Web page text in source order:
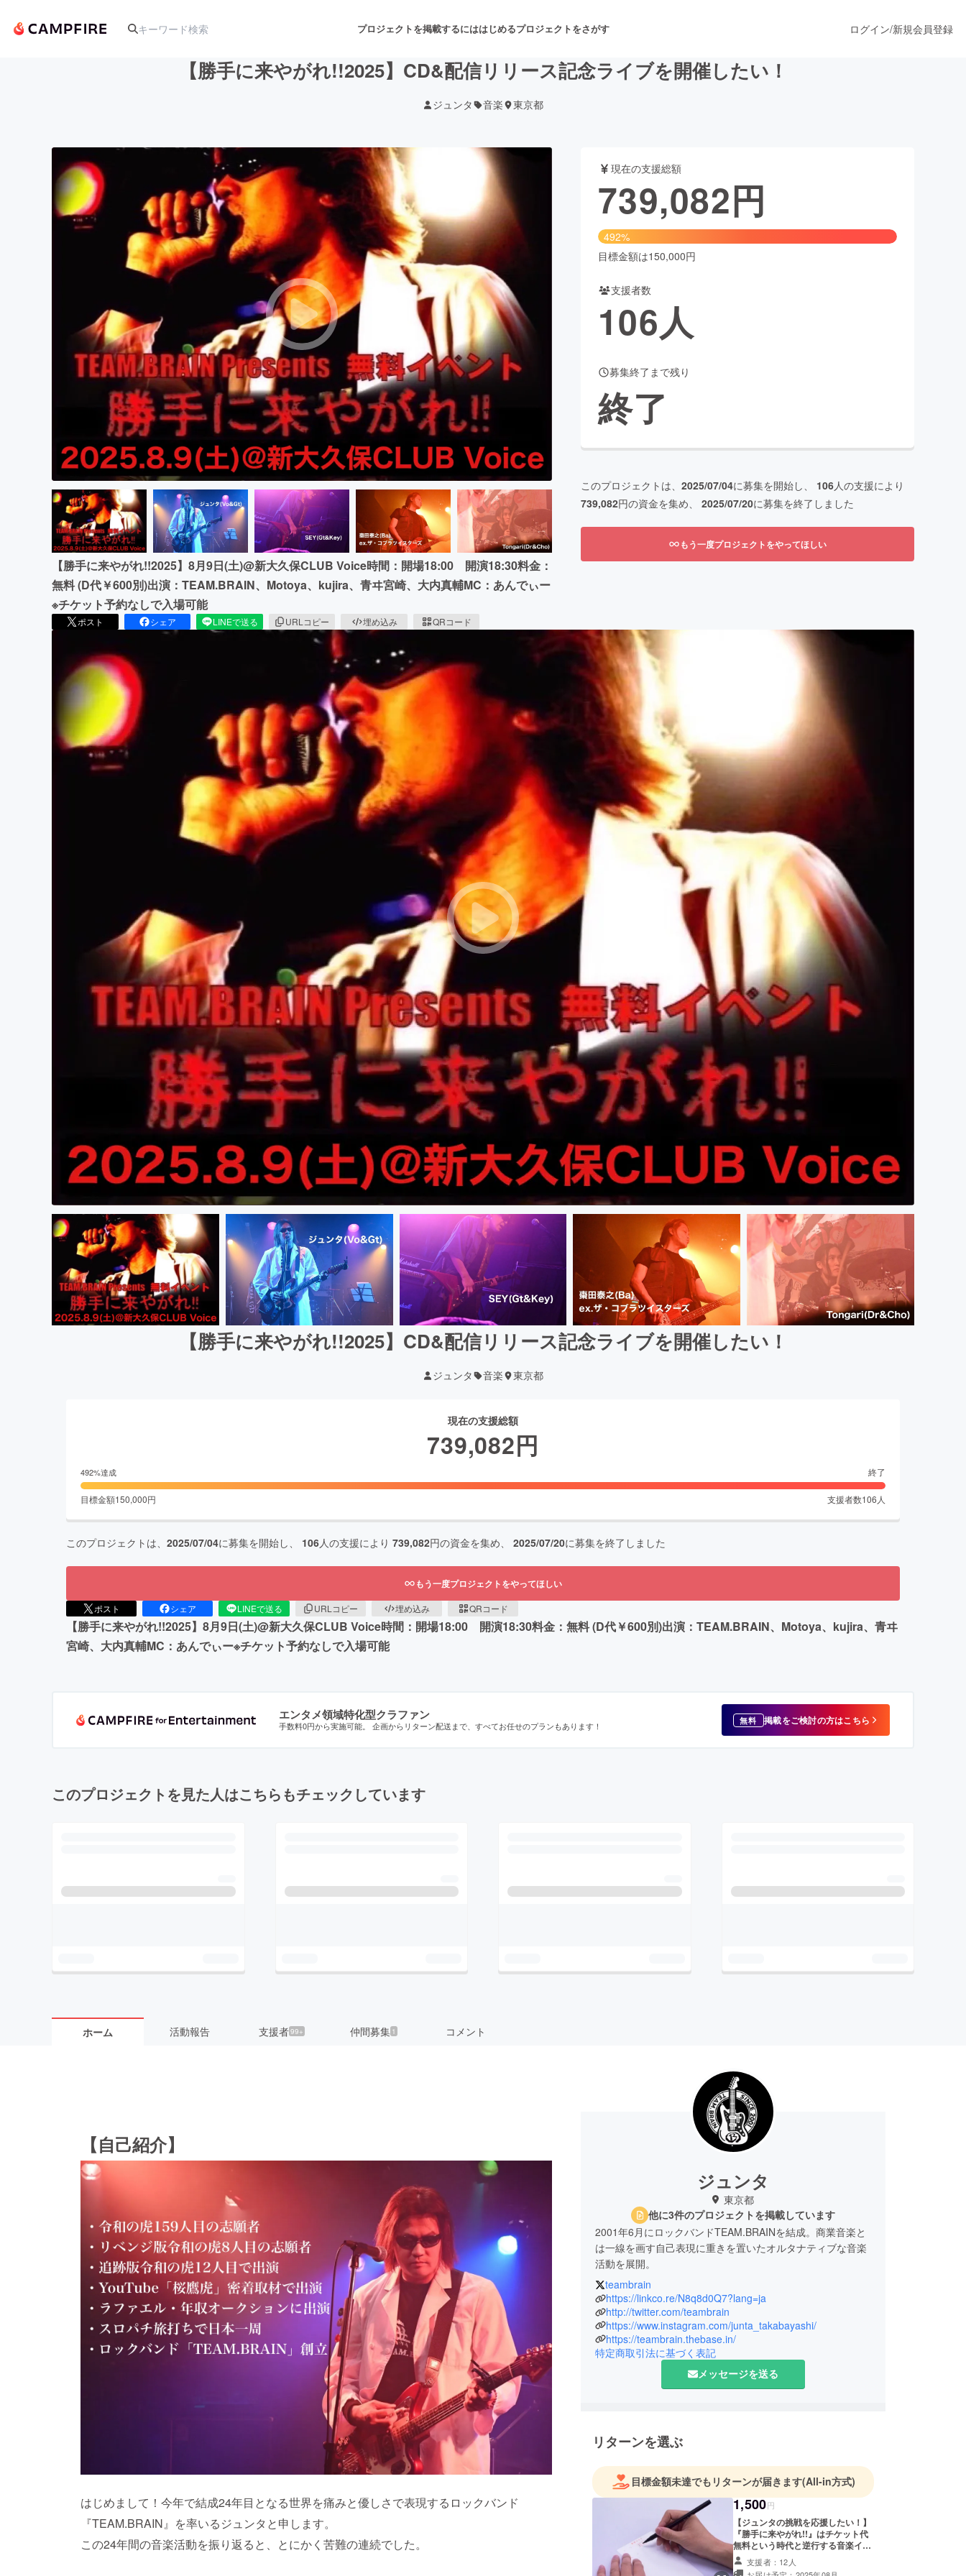
プロジェクトを掲載するにははじめるプロジェクトをさがす
音楽 舞台・パフォーマンス
テクノロジー・ガジェット ゲーム・サービス開発 ファッション
映像・映画 書籍・雑誌出版
チャレンジ ビューティー・ヘルスケア
まちづくり・地域活性化
CAMPFIRE for Social Good CAMPFIRE Creation
CAMPFIREふるさと納税machi-ya
ログイン/新規会員登録
【勝手に来やがれ!!2025】CD&配信リリース記念ライブを開催したい！
ジュンタ 音楽 東京都
【勝手に来やがれ!!2025】8月9日(土)@新大久保CLUB Voice時間：開場18:00 開演18:30料金：
無料 (D代￥600別)出演：TEAM.BRAIN、Motoya、kujira、青ヰ宮崎、大内真輔MC：あんでぃー
※チケット予約なしで入場可能
ポスト シェア LINEで送る URLコピー 埋め込み QRコード
現在の支援総額
739,082円
492%
目標金額は150,000円
支援者数
106人
募集終了まで残り
終了
このプロジェクトは、 2025/07/04に募集を開始し、 106人の支援により
739,082円の資金を集め、 2025/07/20に募集を終了しました
もう一度プロジェクトをやってほしい
【勝手に来やがれ!!2025】CD&配信リリース記念ライブを開催したい！
ジュンタ 音楽 東京都
現在の支援総額
739,082円
492%達成 終了
目標金額150,000円 支援者数106 人
このプロジェクトは、 2025/07/04に募集を開始し、 106人の支援により 739,082円の資金を集め、 2025/07/20に募集を終了しました
もう一度プロジェクトをやってほしい
ポスト シェア LINEで送る URLコピー 埋め込み QRコード
【勝手に来やがれ!!2025】8月9日(土)@新大久保CLUB Voice時間：開場18:00 開演18:30料金：無料 (D代￥600別)出演：TEAM.BRAIN、Motoya、kujira、青ヰ
宮崎、大内真輔MC：あんでぃー※チケット予約なしで入場可能
エンタメ領域特化型クラファン
手数料0円から実施可能。 企画からリターン配送まで、すべてお任せのプランもあります！ 無料 掲載をご検討の方はこちら
このプロジェクトを見た人はこちらもチェックしています
ホーム 活動報告 支援者99+ 仲間募集 1 コメント
【自己紹介】
はじめまして！今年で結成24年目となる世界を痛みと優しさで表現するロックバンド
『TEAM.BRAIN』を率いるジュンタと申します。
この24年間の音楽活動を振り返ると、とにかく苦難の連続でした。
ジュンタ
東京都
他に3件のプロジェクトを掲載しています
2001年6月にロックバンドTEAM.BRAINを結成。商業音楽と
は一線を画す自己表現に重きを置いたオルタナティブな音楽
活動を展開。
35歳まで家賃24,000円のどん底ミュージシャンから、パチプ
ロで財務基盤を構築！
2023年12月末に立ち上げたオンラインサロン『ポイ活塾トレ
ジャー』はわずか2年で入塾者1,000名を突破。
己を貫いて自由気ままに生きる現代の傾奇者。
teambrain
https://linkco.re/N8q8d0Q7?lang=ja
http://twitter.com/teambrain
https://www.instagram.com/junta_takabayashi/
https://teambrain.thebase.in/
特定商取引法に基づく表記
メッセージを送る
リターンを選ぶ
目標金額未達でもリターンが届きます(All-in方式)
1,500円
【ジュンタの挑戦を応援したい！】
『勝手に来やがれ!!』はチケット代
無料という時代と逆行する音楽イベ
ントとなります。 このイベントを発
展させて行くことにより、ゆくゆく
支援者：12人